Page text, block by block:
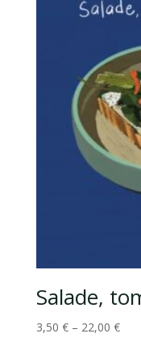
Salade,
3,50 €– 22,00 €